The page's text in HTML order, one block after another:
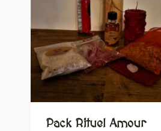
Pack Rituel Amour